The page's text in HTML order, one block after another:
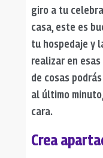
giro a tu
casa, este es
tu hospedaje y
realizar en
de cosas
al último
cara.
Crea